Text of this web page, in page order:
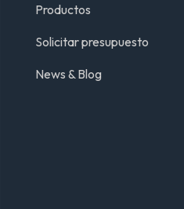
Productos
Solicitar presupuesto
News & Blog